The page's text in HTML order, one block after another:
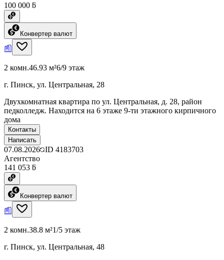
100 000 ƃ
Конвертер валют
2 комн.46.93 м²6/9 этаж
г. Пинск, ул. Центральная, 28
Двухкомнатная квартира по ул. Центральная, д. 28, район
педколледж. Находится на 6 этаже 9-ти этажного кирпичного
дома
Контакты
Написать
07.08.2026 ID 4183703
Агентство
141 053 ƃ
Конвертер валют
2 комн.38.8 м²1/5 этаж
г. Пинск, ул. Центральная, 48